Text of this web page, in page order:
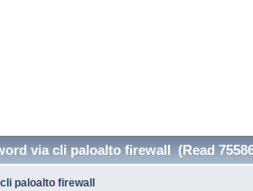
via cli paloalto firewall (Read
paloalto firewall